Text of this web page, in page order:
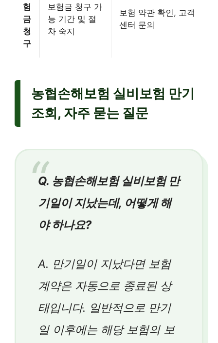
험
금
청
구
보험금 청구 가
능 기간 및 절
차 숙지
보험 약관 확인, 고객
센터 문의
농협손해보험 실비보험 만기
조회, 자주 묻는 질문
Q. 농협손해보험 실비보험 만
기일이 지났는데, 어떻게 해
야 하나요?
A. 만기일이 지났다면 보험
계약은 자동으로 종료된 상
태입니다. 일반적으로 만기
일 이후에는 해당 보험의 보